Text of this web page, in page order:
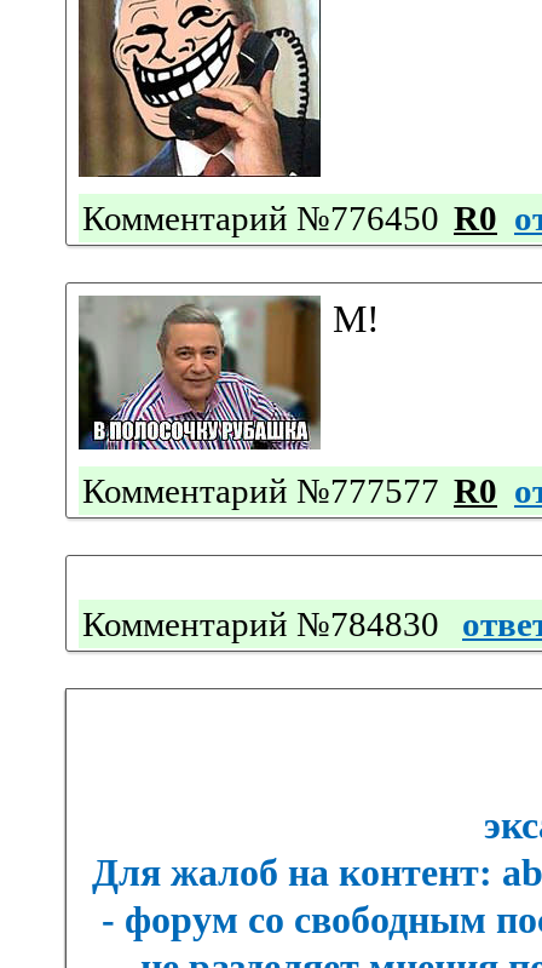
Комментарий №776450 R0
М!
Комментарий №777577 R0
Комментарий №784830
Для жалоб на контент:
- форум со свободным